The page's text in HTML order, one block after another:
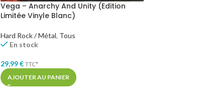
Vega – Anarchy And Unity (Edition
Limitée Vinyle Blanc)
Hard Rock / Métal, Tous
En stock
29,99€ TTC*
AJOUTER AU PANIER